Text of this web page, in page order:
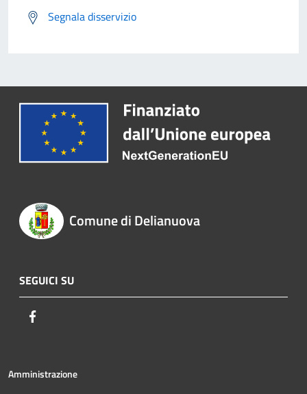
Segnala disservizio
Comune di Delianuova
SEGUICI SU
Amministrazione